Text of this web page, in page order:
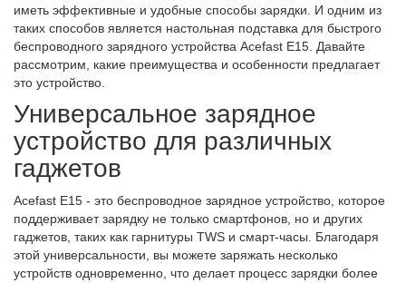
иметь эффективные и удобные способы зарядки. И одним из
таких способов является настольная подставка для быстрого
беспроводного зарядного устройства Acefast E15. Давайте
рассмотрим, какие преимущества и особенности предлагает
это устройство.
Универсальное зарядное
устройство для различных
гаджетов
Acefast E15 - это беспроводное зарядное устройство, которое
поддерживает зарядку не только смартфонов, но и других
гаджетов, таких как гарнитуры TWS и смарт-часы. Благодаря
этой универсальности, вы можете заряжать несколько
устройств одновременно, что делает процесс зарядки более